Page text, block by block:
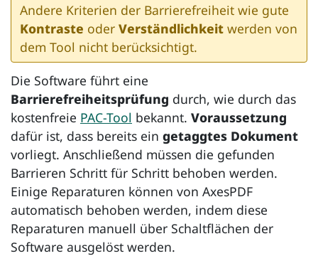
Andere Kriterien der Barrierefreiheit wie gute
Kontraste oder Verständlichkeit werden von
dem Tool nicht berücksichtigt.
Die Software führt eine
Barrierefreiheitsprüfung durch, wie durch das
kostenfreie PAC-Tool bekannt. Voraussetzung
dafür ist, dass bereits ein getaggtes Dokument
vorliegt. Anschließend müssen die gefunden
Barrieren Schritt für Schritt behoben werden.
Einige Reparaturen können von AxesPDF
automatisch behoben werden, indem diese
Reparaturen manuell über Schaltflächen der
Software ausgelöst werden.